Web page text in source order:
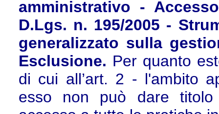
amministrativo -
D.Lgs. n. 195/2005 -
generalizzato sulla
Esclusione. Per quanto
di cui all’art. 2 - l'ambito
esso non può dare